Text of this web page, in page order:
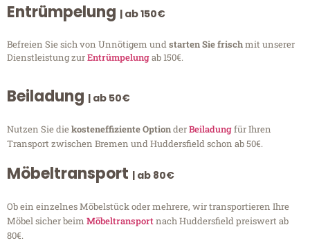
Entrümpelung | ab 150€
Befreien Sie sich von Unnötigem undstarten Sie frischmit unserer
Dienstleistung zurEntrümpelungab 150€.
Beiladung | ab 50€
Nutzen Sie diekosteneffiziente OptionderBeiladungfür Ihren
Transport zwischen Bremen und Huddersfield schon ab 50€.
Möbeltransport | ab 80€
Ob ein einzelnes Möbelstück oder mehrere, wir transportieren Ihre
Möbel sicher beim Möbeltransportnach Huddersfield preiswert ab
80€.